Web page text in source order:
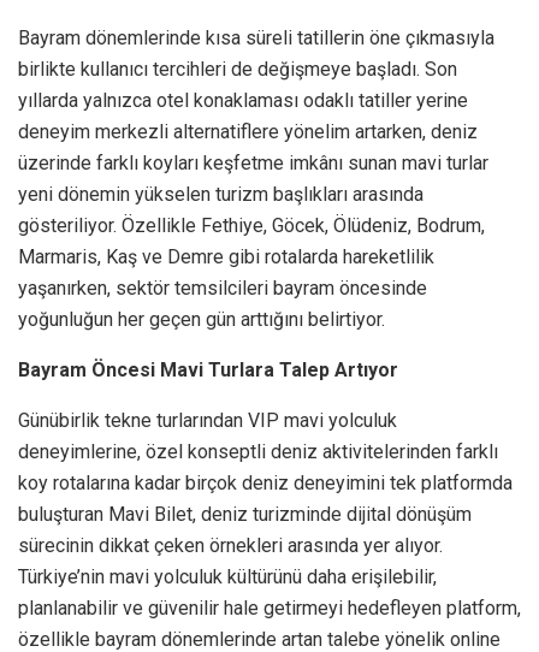
Bayram dönemlerinde kısa süreli tatillerin öne çıkmasıyla
birlikte kullanıcı tercihleri de değişmeye başladı. Son
yıllarda yalnızca otel konaklaması odaklı tatiller yerine
deneyim merkezli alternatiflere yönelim artarken, deniz
üzerinde farklı koyları keşfetme imkânı sunan mavi turlar
yeni dönemin yükselen turizm başlıkları arasında
gösteriliyor. Özellikle Fethiye, Göcek, Ölüdeniz, Bodrum,
Marmaris, Kaş ve Demre gibi rotalarda hareketlilik
yaşanırken, sektör temsilcileri bayram öncesinde
yoğunluğun her geçen gün arttığını belirtiyor.
Bayram Öncesi Mavi Turlara Talep Artıyor
Günübirlik tekne turlarından VIP mavi yolculuk
deneyimlerine, özel konseptli deniz aktivitelerinden farklı
koy rotalarına kadar birçok deniz deneyimini tek platformda
buluşturan Mavi Bilet, deniz turizminde dijital dönüşüm
sürecinin dikkat çeken örnekleri arasında yer alıyor.
Türkiye’nin mavi yolculuk kültürünü daha erişilebilir,
planlanabilir ve güvenilir hale getirmeyi hedefleyen platform,
özellikle bayram dönemlerinde artan talebe yönelik online